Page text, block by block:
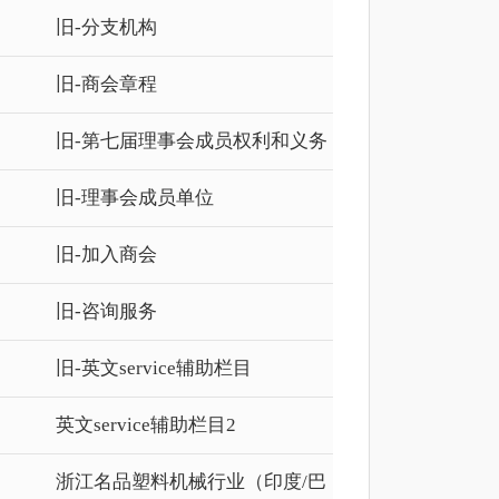
旧-分支机构
旧-商会章程
旧-第七届理事会成员权利和义务
旧-理事会成员单位
旧-加入商会
旧-咨询服务
旧-英文service辅助栏目
英文service辅助栏目2
浙江名品塑料机械行业（印度/巴